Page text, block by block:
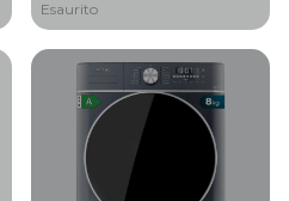
Care, Drum Clean, Delay
Start, KidLock, Pre-
lavaggio e programma
rapido 15’
Esaurito